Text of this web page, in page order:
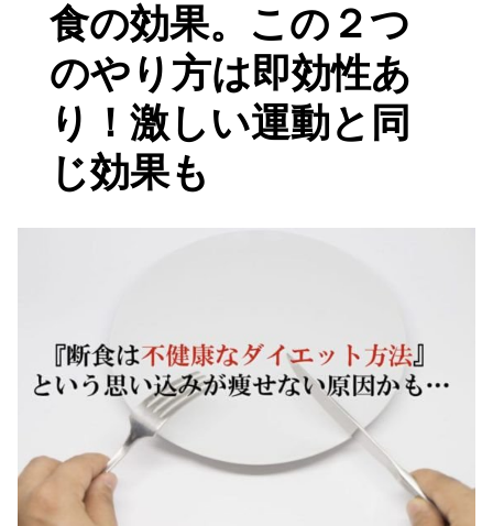
食の効果。この２つ
のやり方は即効性あ
り！激しい運動と同
じ効果も